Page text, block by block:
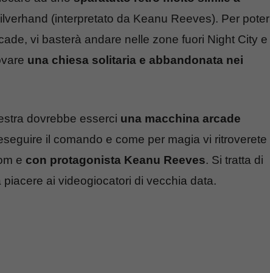
(interpretato da Keanu Reeves). Per poter
vi basterà andare nelle zone fuori Night City e
una chiesa solitaria e abbandonata nei
dovrebbe esserci una macchina arcade
il comando e come per magia vi ritroverete
e con protagonista Keanu Reeves. Si tratta di
ai videogiocatori di vecchia data.